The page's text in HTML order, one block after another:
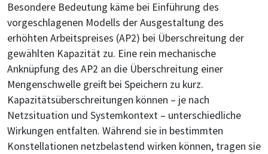
Besondere Bedeutung käme bei Einführung des
vorgeschlagenen Modells der Ausgestaltung des
erhöhten Arbeitspreises (AP2) bei Überschreitung der
gewählten Kapazität zu. Eine rein mechanische
Anknüpfung des AP2 an die Überschreitung einer
Mengenschwelle greift bei Speichern zu kurz.
Kapazitätsüberschreitungen können – je nach
Netzsituation und Systemkontext – unterschiedliche
Wirkungen entfalten. Während sie in bestimmten
Konstellationen netzbelastend wirken können, tragen sie